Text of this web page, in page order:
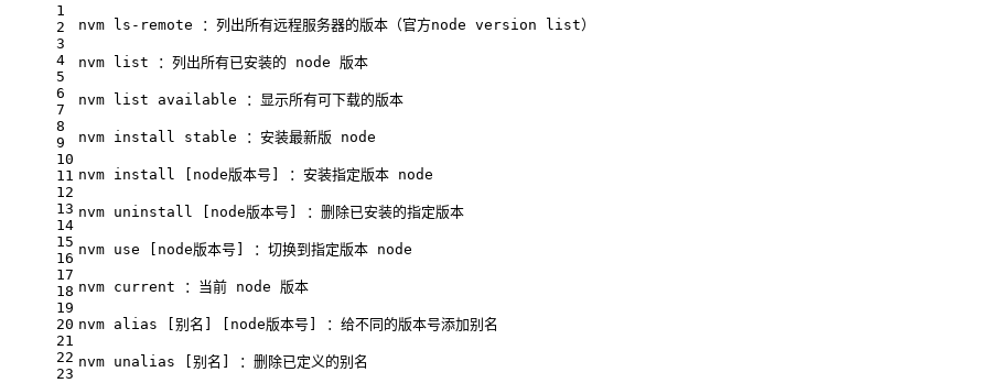
1
2
3
4
5
6
7
8
9
10
11
12
13
14
15
16
17
18
19
20
21
22
23
nvm ls-remote ：列出所有远程服务器的版本（官方node version list）
nvm list ：列出所有已安装的 node 版本
nvm list available ：显示所有可下载的版本
nvm install stable ：安装最新版 node
nvm install [node版本号] ：安装指定版本 node
nvm uninstall [node版本号] ：删除已安装的指定版本
nvm use [node版本号] ：切换到指定版本 node
nvm current ：当前 node 版本
nvm alias [别名] [node版本号] ：给不同的版本号添加别名
nvm unalias [别名] ：删除已定义的别名